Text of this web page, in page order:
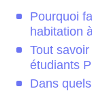
Pourquoi
habitation
Tout
étudiants
Dans